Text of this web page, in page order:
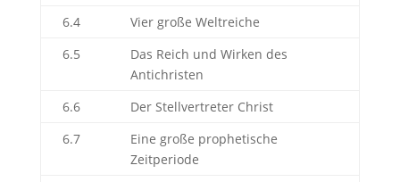
6.4
Vier große Weltreiche
6.5
Das Reich und Wirken des
Antichristen
6.6
Der Stellvertreter Christ
6.7
Eine große prophetische
Zeitperiode